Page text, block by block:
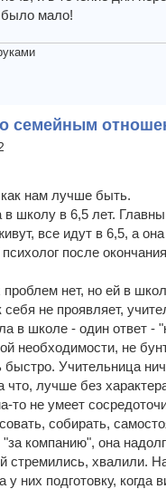
было мало!
семейным
нам лучше быть.
школу в 6,5 лет.
все идут в 6,5, а
после
нет, но ей в
не проявляет,
в школе - один ответ -
необходимости, не
Учительница
что, лучше без
то не умеет
собирать,
компанию", она
стремились, хвалили.
них подготовку, когда